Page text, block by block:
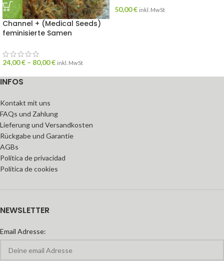
Channel + (Medical Seeds)
feminisierte Samen
24,00€ – 80,00€ inkl. MwSt
50,00€ inkl. MwSt
INFOS
Kontakt mit uns
FAQs und Zahlung
Lieferung und Versandkosten
Rückgabe und Garantie
AGBs
Política de privacidad
Política de cookies
NEWSLETTER
Email Adresse: